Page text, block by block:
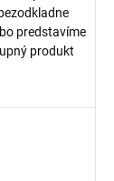
predstavíme
produkt